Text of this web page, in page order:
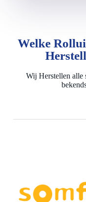
Welke
Wij Herstellen alle